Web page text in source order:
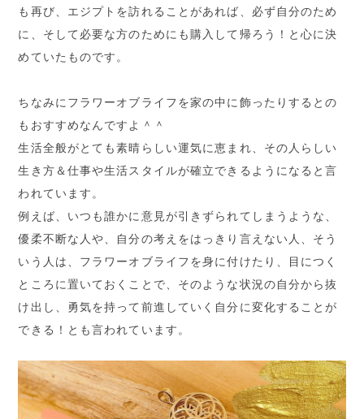
も再び、エジプトを訪れることがあれば、必ず自分のため
に、そして必要な方のためにも購入して帰ろう！と心に決
めていたものです。
ちなみにフラワーオブライフを家の中に飾ったりするとの
もおすすめなんですよ＾＾
生活全般がとても素晴らしい運気に恵まれ、その人らしい
生き方＆仕事や生活スタイルが確立できるようになると言
われています。
例えば、いつも誰かに意見が引きずられてしまうような、
優柔不断な人や、自分の考えをはっきり言えない人、そう
いう人は、フラワーオブライフを身に付けたり、目につく
ところに置いておくことで、そのような状況の自分から抜
け出し、勇気を持って前進していく自分に変化することが
できる！とも言われています。